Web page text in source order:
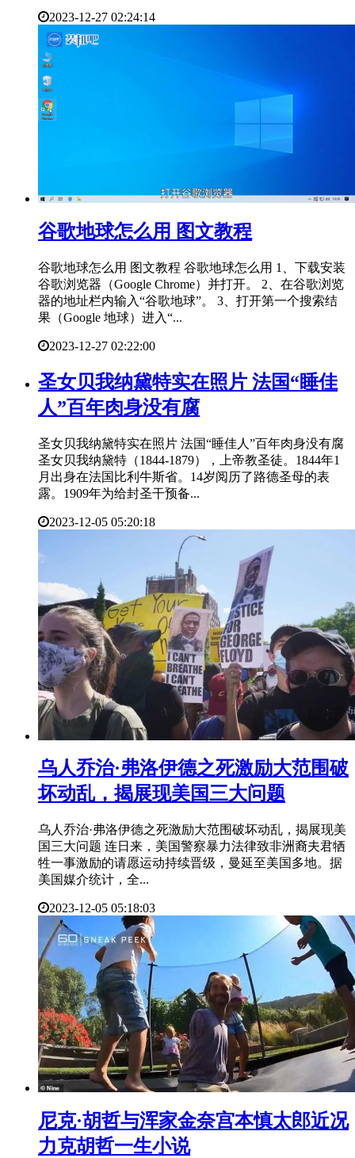
2023-12-27 02:24:14
​谷歌地球怎么用 图文教程
谷歌地球怎么用 图文教程 谷歌地球怎么用 1、下载安装
谷歌浏览器（Google Chrome）并打开。 2、在谷歌浏览
器的地址栏内输入“谷歌地球”。 3、打开第一个搜索结
果（Google 地球）进入“...
2023-12-27 02:22:00
​圣女贝我纳黛特实在照片 法国“睡佳
人”百年肉身没有腐
圣女贝我纳黛特实在照片 法国“睡佳人”百年肉身没有腐
圣女贝我纳黛特（1844-1879），上帝教圣徒。1844年1
月出身在法国比利牛斯省。14岁阅历了路德圣母的表
露。1909年为给封圣干预备...
2023-12-05 05:20:18
​乌人乔治·弗洛伊德之死激励大范围破
坏动乱，揭展现美国三大问题
乌人乔治·弗洛伊德之死激励大范围破坏动乱，揭展现美
国三大问题 连日来，美国警察暴力法律致非洲裔夫君牺
牲一事激励的请愿运动持续晋级，曼延至美国多地。据
美国媒介统计，全...
2023-12-05 05:18:03
​尼克·胡哲与浑家金奈宫本慎太郎近况
力克胡哲一生小说